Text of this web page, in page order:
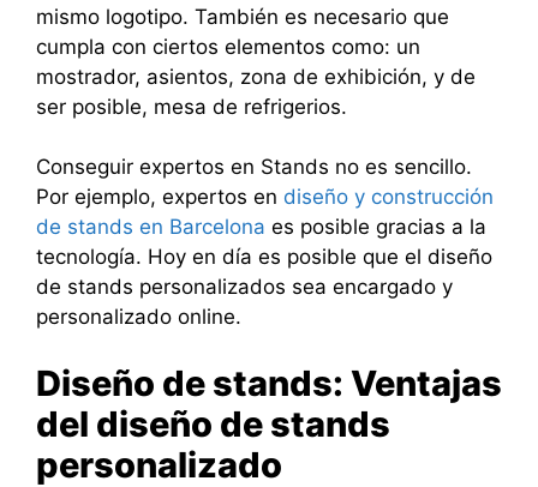
mismo logotipo. También es necesario que
cumpla con ciertos elementos como: un
mostrador, asientos, zona de exhibición, y de
ser posible, mesa de refrigerios.
Conseguir expertos en Stands no es sencillo.
Por ejemplo, expertos en diseño y construcción
de stands en Barcelona es posible gracias a la
tecnología. Hoy en día es posible que el diseño
de stands personalizados sea encargado y
personalizado online.
Diseño de stands: Ventajas
del diseño de stands
personalizado